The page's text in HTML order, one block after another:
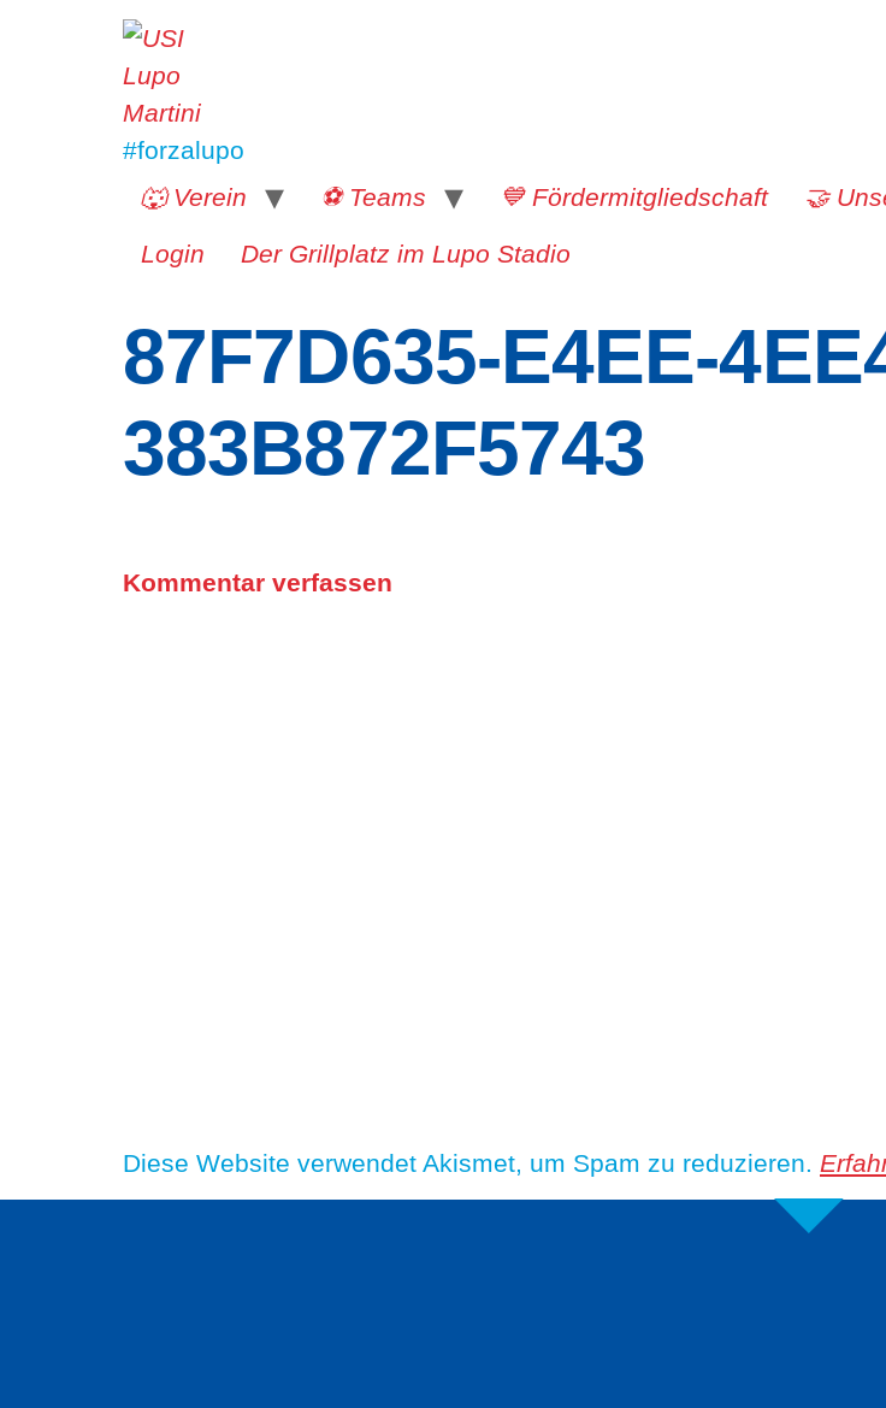
#forzalupo
🐺 Verein
⚽️ Teams 💙 Fördermitgliedschaft 🤝
Login Der Grillplatz im Lupo Stadio
87F7D635-E4EE-
383B872F5743
Kommentar verfassen
Diese Website verwendet Akismet, um Spam zu reduzieren.